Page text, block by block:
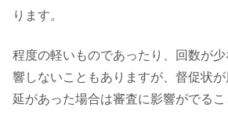
ります。
程度の軽いものであったり、回数が
響しないこともありますが、督促状
延があった場合は審査に影響がでるこ